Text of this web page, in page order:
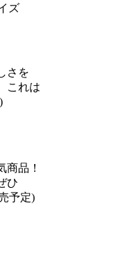
ズ
さを
これは
商品！
ひ
予定)